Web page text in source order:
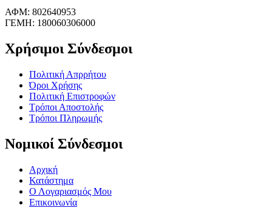
ΑΦΜ: 802640953
ΓΕΜΗ: 180060306000
Χρήσιμοι Σύνδεσμοι
Πολιτική Απρρήτου
Όροι Χρήσης
Πολιτική Επιστροφών
Τρόποι Αποστολής
Τρόποι Πληρωμής
Νομικοί Σύνδεσμοι
Αρχική
Κατάστημα
Ο Λογαριασμός Μου
Επικοινωνία